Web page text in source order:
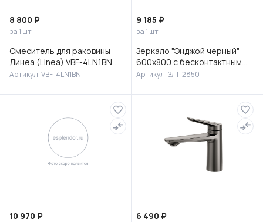
8 800 ₽
за 1 шт
Смеситель для раковины
Линеа (Linea) VBF-4LN1BN,
брашированный никель
Артикул: VBF-4LN1BN
9 185 ₽
за 1 шт
Зеркало "Энджой черный"
600х800 с бесконтактным
сенсором и холодной
Артикул: ЗЛП2850
10 970 ₽ 6 490 ₽